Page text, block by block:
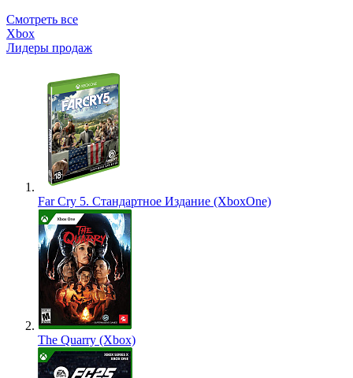
Смотреть все
Xbox
Лидеры продаж
Far Cry 5. Стандартное Издание (XboxOne)
The Quarry (Xbox)